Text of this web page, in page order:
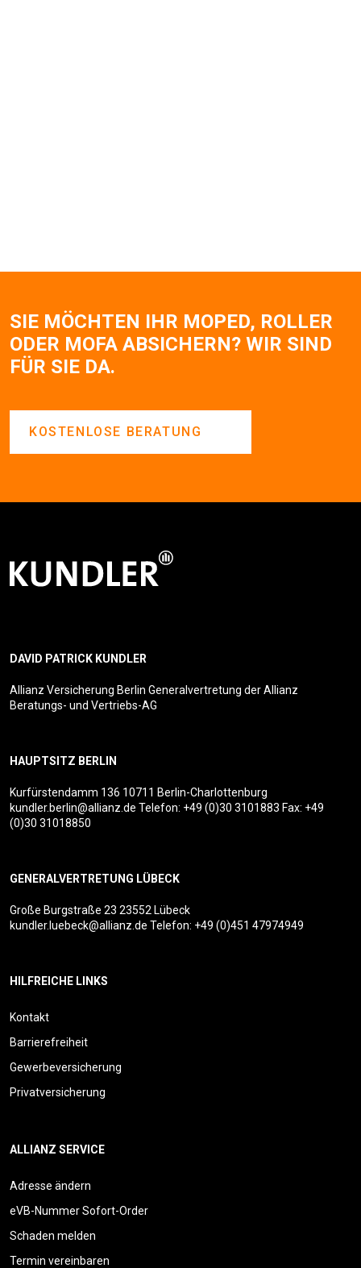
SIE MÖCHTEN IHR MOPED, ROLLER
ODER MOFA ABSICHERN? WIR SIND
FÜR SIE DA.
KOSTENLOSE BERATUNG
DAVID PATRICK KUNDLER
Allianz Versicherung Berlin Generalvertretung der Allianz
Beratungs- und Vertriebs-AG
HAUPTSITZ BERLIN
Kurfürstendamm 136 10711 Berlin-Charlottenburg
kundler.berlin@allianz.de Telefon: +49 (0)30 3101883 Fax: +49
(0)30 31018850
GENERALVERTRETUNG LÜBECK
Große Burgstraße 23 23552 Lübeck
kundler.luebeck@allianz.de Telefon: +49 (0)451 47974949
HILFREICHE LINKS
Kontakt
Barrierefreiheit
Gewerbeversicherung
Privatversicherung
ALLIANZ SERVICE
Adresse ändern
eVB-Nummer Sofort-Order
Schaden melden
Termin vereinbaren